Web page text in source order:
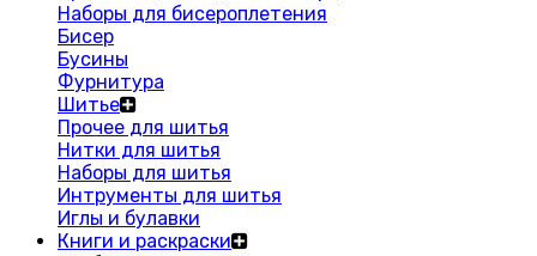
Наборы для бисероплетения
Бисер
Бусины
Фурнитура
Шитье
Прочее для шитья
Нитки для шитья
Наборы для шитья
Интрументы для шитья
Иглы и булавки
Книги и раскраски